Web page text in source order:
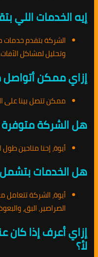
إيه الخدمات اللي
الشركة بتقدم خدمات
وتحليل لمشاكل الآفات.
إزاي ممكن
ممكن تتصل بينا على الرقم
هل الشركة متوفرة
أيوة، إحنا متاحين طول
هل الخدمات بتشمل
أيوة، الشركة تتعامل
الصراصير، البق،
إزاي أعرف إذا
لأ؟